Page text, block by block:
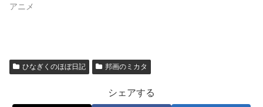
アニメ
ひなぎくのほぼ日記 邦画のミカタ
シェアする